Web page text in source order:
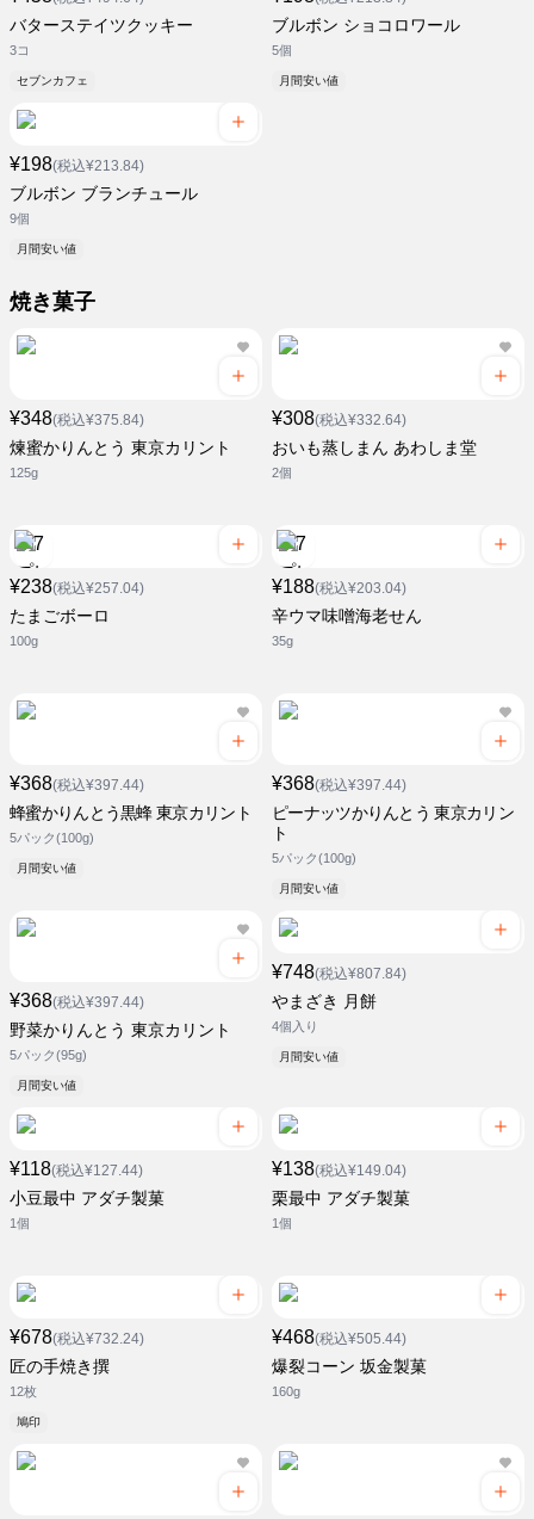
バターステイツクッキー
3コ
セブンカフェ
ブルボン ショコロワール
5個
月間安い値
¥198(税込¥213.84)
ブルボン ブランチュール
9個
月間安い値
焼き菓子
¥348(税込¥375.84)
煉蜜かりんとう 東京カリント
125g
¥308(税込¥332.64)
おいも蒸しまん あわしま堂
2個
¥238(税込¥257.04)
たまごボーロ
100g
¥188(税込¥203.04)
辛ウマ味噌海老せん
35g
¥368(税込¥397.44)
蜂蜜かりんとう黒蜂 東京カリント
5パック(100g)
月間安い値
¥368(税込¥397.44)
ピーナッツかりんとう 東京カリン
ト
5パック(100g)
月間安い値
¥368(税込¥397.44)
野菜かりんとう 東京カリント
5パック(95g)
月間安い値
¥748(税込¥807.84)
やまざき 月餅
4個入り
月間安い値
¥118(税込¥127.44)
小豆最中 アダチ製菓
1個
¥138(税込¥149.04)
栗最中 アダチ製菓
1個
¥678(税込¥732.24)
匠の手焼き撰
12枚
鳩印
¥468(税込¥505.44)
爆裂コーン 坂金製菓
160g